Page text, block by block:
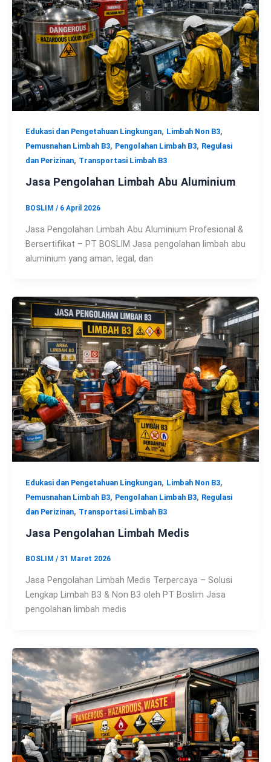
Edukasi dan Pengetahuan Lingkungan, Limbah Non B3,
Pemusnahan Limbah B3, Pengolahan Limbah B3, Regulasi
dan Perizinan, Transportasi Limbah B3
Jasa Pengolahan Limbah Abu Aluminium
BOSLIM / 6 April 2026
Jasa Pengolahan Limbah Abu Aluminium Profesional &
Bersertifikat – PT BOSLIM Jasa pengolahan limbah abu
aluminium yang aman, legal, dan
Edukasi dan Pengetahuan Lingkungan, Limbah Non B3,
Pemusnahan Limbah B3, Pengolahan Limbah B3, Regulasi
dan Perizinan, Transportasi Limbah B3
Jasa Pengolahan Limbah Medis
BOSLIM / 31 Maret 2026
Jasa Pengolahan Limbah Medis Terpercaya – Solusi
Lengkap Limbah B3 & Non B3 oleh PT Boslim Jasa
pengolahan limbah medis